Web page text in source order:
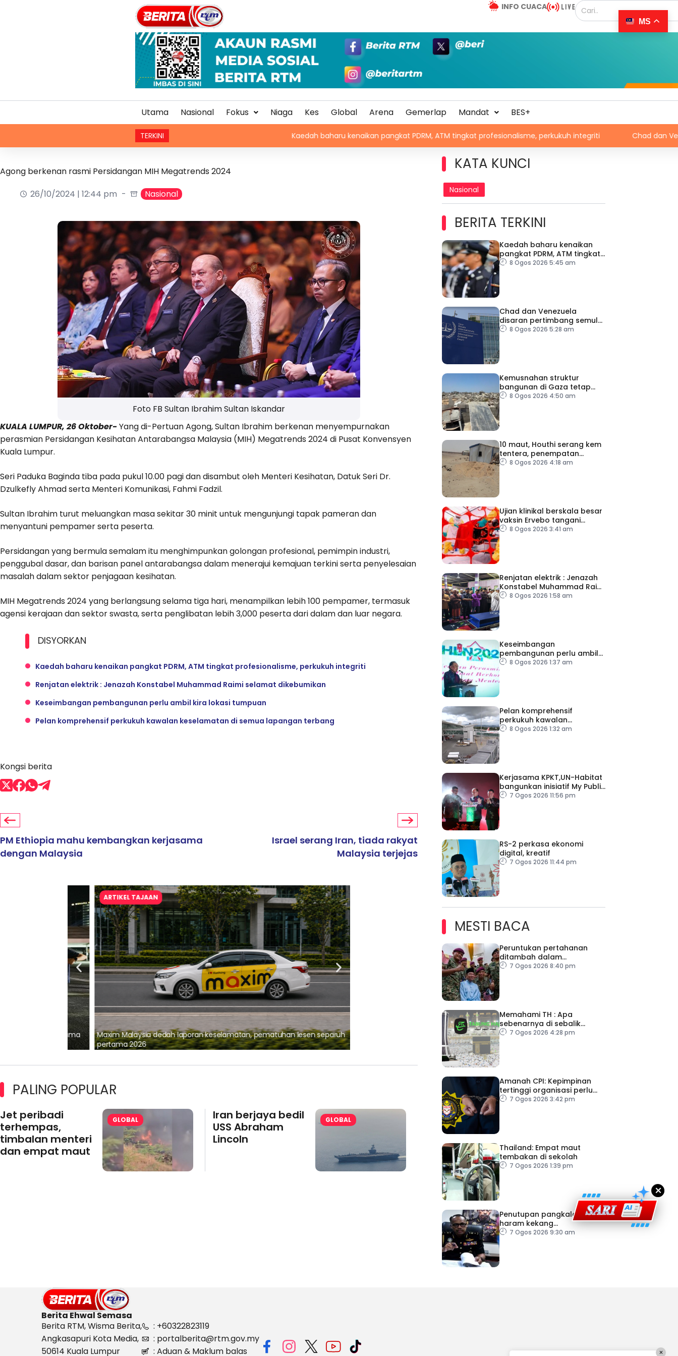
INFO CUACA
Utama Nasional Fokus Niaga Kes Global Arena Gemerlap Mandat BES+
TERKINI Kaedah baharu kenaikan pangkat PDRM, ATM tingkat profesionalisme, perkukuh integriti Chad dan Venezuela
Agong berkenan rasmi Persidangan MIH Megatrends 2024
26/10/2024 | 12:44 pm
Nasional
Foto FB Sultan Ibrahim Sultan Iskandar
KUALA LUMPUR, 26 Oktober-Yang di-Pertuan Agong, Sultan Ibrahim berkenan menyempurnakan
perasmian Persidangan Kesihatan Antarabangsa Malaysia (MIH) Megatrends 2024 di Pusat Konvensyen
Kuala Lumpur.
Seri Paduka Baginda tiba pada pukul 10.00 pagi dan disambut oleh Menteri Kesihatan, Datuk Seri Dr.
Dzulkefly Ahmad serta Menteri Komunikasi, Fahmi Fadzil.
Sultan Ibrahim turut meluangkan masa sekitar 30 minit untuk mengunjungi tapak pameran dan
menyantuni pempamer serta peserta.
Persidangan yang bermula semalam itu menghimpunkan golongan profesional, pemimpin industri,
penggubal dasar, dan barisan panel antarabangsa dalam menerajui kemajuan terkini serta penyelesaian
masalah dalam sektor penjagaan kesihatan.
MIH Megatrends 2024 yang berlangsung selama tiga hari, menampilkan lebih 100 pempamer, termasuk
agensi kerajaan dan sektor swasta, serta penglibatan lebih 3,000 peserta dari dalam dan luar negara.
DISYORKAN
Kaedah baharu kenaikan pangkat PDRM, ATM tingkat profesionalisme, perkukuh integriti
Renjatan elektrik : Jenazah Konstabel Muhammad Raimi selamat dikebumikan
Keseimbangan pembangunan perlu ambil kira lokasi tumpuan
Pelan komprehensif perkukuh kawalan keselamatan di semua lapangan terbang
Kongsi berita
PM Ethiopia mahu kembangkan kerjasama
dengan Malaysia
Israel serang Iran, tiada rakyat
Malaysia terjejas
ARTIKEL TAJAAN
Maxim Malaysia dedah laporan keselamatan, pematuhan lesen separuh
pertama 2026
Ajinomoto (Malaysia) Berhad Perkasa SCORE Marathon 2026 Melalui Kerjasama
aminoVITAL® Bersama Pempengaruh Larian Antarabangsa
PALING POPULAR
Jet peribadi
terhempas,
timbalan menteri
dan empat maut
GLOBAL
Iran berjaya bedil
USS Abraham
Lincoln
GLOBAL
KATA KUNCI
Nasional
BERITA TERKINI
Kaedah baharu kenaikan
pangkat PDRM, ATM tingkat
profesionalisme, perkukuh
8 Ogos 2026 5:45 am
Chad dan Venezuela
disaran pertimbang semula
keputusan tarik diri
8 Ogos 2026 5:28 am
Kemusnahan struktur
bangunan di Gaza tetap
catat peningkatan
8 Ogos 2026 4:50 am
10 maut, Houthi serang kem
tentera, penempatan
pelarian
8 Ogos 2026 4:18 am
Ujian klinikal berskala besar
vaksin Ervebo tangani
wabak Ebola
8 Ogos 2026 3:41 am
Renjatan elektrik : Jenazah
Konstabel Muhammad Raimi
selamat dikebumikan
8 Ogos 2026 1:58 am
Keseimbangan
pembangunan perlu ambil
kira lokasi tumpuan
8 Ogos 2026 1:37 am
Pelan komprehensif
perkukuh kawalan
keselamatan di semua
8 Ogos 2026 1:32 am
Kerjasama KPKT,UN-Habitat
bangunkan inisiatif My Public
Space7 Ogos 2026 11:56 pm
RS-2 perkasa ekonomi
digital, kreatif
7 Ogos 2026 11:44 pm
MESTI BACA
Peruntukan pertahanan
ditambah dalam
Belanjawan 2027
7 Ogos 2026 8:40 pm
Memahami TH : Apa
sebenarnya di sebalik
angka
7 Ogos 2026 4:28 pm
Amanah CPI: Kepimpinan
tertinggi organisasi perlu
pacu reformasi radikal
7 Ogos 2026 3:42 pm
Thailand: Empat maut
tembakan di sekolah
7 Ogos 2026 1:39 pm
Penutupan pangkalan
haram kekang
penyeludupan di Kelantan
7 Ogos 2026 9:30 am
×
Berita Ehwal Semasa
Berita RTM, Wisma Berita,
Angkasapuri Kota Media,
50614 Kuala Lumpur
: +60322823119
: portalberita@rtm.gov.my
: Aduan & Maklum balas
MS
×